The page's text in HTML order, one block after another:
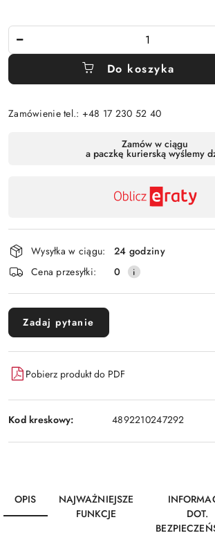
Do koszyka
Zamówienie tel.: +48 17 230 52 40
Zamów w ciągu
a paczkę kurierską wyślemy
Wysyłka w ciągu:
24 godziny
Cena przesyłki:
0
Zadaj pytanie
Pobierz produkt do PDF
Kod kreskowy: 4892210247292
OPIS
NAJWAŻNIEJSZE
FUNKCJE
DOT.